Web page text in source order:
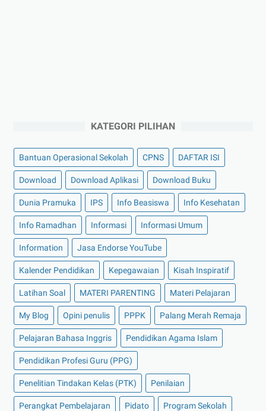
KATEGORI PILIHAN
Bantuan Operasional Sekolah CPNS DAFTAR ISI
Download Download Aplikasi Download Buku
Dunia Pramuka IPS Info Beasiswa Info Kesehatan
Info Ramadhan Informasi Informasi Umum
Information Jasa Endorse YouTube
Kalender Pendidikan Kepegawaian Kisah Inspiratif
Latihan Soal MATERI PARENTING Materi Pelajaran
My Blog Opini penulis PPPK Palang Merah Remaja
Pelajaran Bahasa Inggris Pendidikan Agama Islam
Pendidikan Profesi Guru (PPG)
Penelitian Tindakan Kelas (PTK) Penilaian
Perangkat Pembelajaran Pidato Program Sekolah